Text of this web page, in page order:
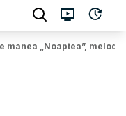
manea „Noaptea”,